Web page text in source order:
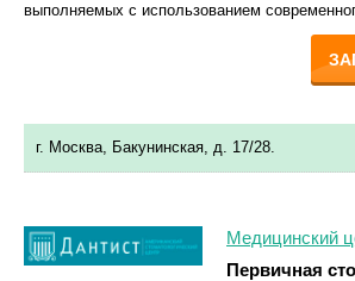
выполняемых с использованием
г. Москва, Бакунинская, д. 17/28.
Медицинский
Первичная